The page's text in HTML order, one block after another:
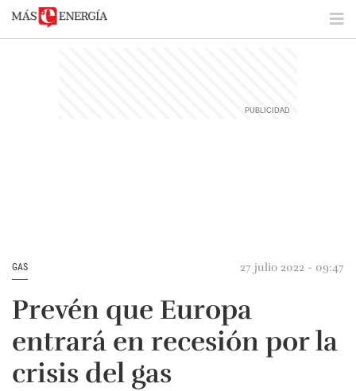
GAS 27 julio 2022 - 09:47
Prevén que Europa
entrará en recesión por la
crisis del gas